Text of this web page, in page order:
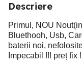
Descriere
Primul, NOU
Bluethooh, Usb,
baterii noi,
Impecabil !!! preț fix